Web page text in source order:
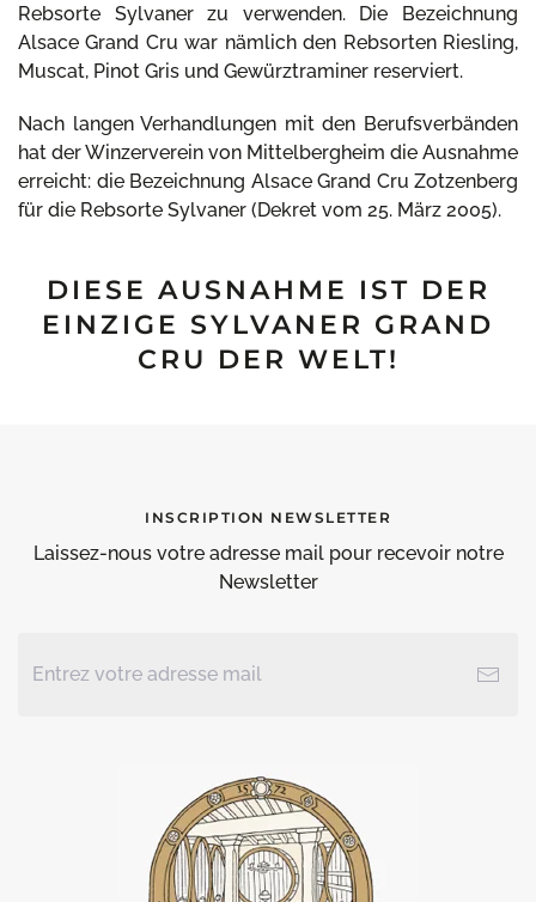
Rebsorte Sylvaner zu verwenden. Die Bezeichnung
Alsace Grand Cru war nämlich den Rebsorten Riesling,
Muscat, Pinot Gris und Gewürztraminer reserviert.
Nach langen Verhandlungen mit den Berufsverbänden
hat der Winzerverein von Mittelbergheim die Ausnahme
erreicht: die Bezeichnung Alsace Grand Cru Zotzenberg
für die Rebsorte Sylvaner (Dekret vom 25. März 2005).
DIESE AUSNAHME IST DER
EINZIGE SYLVANER GRAND
CRU DER WELT!
INSCRIPTION NEWSLETTER
Laissez-nous votre adresse mail pour recevoir notre
Newsletter